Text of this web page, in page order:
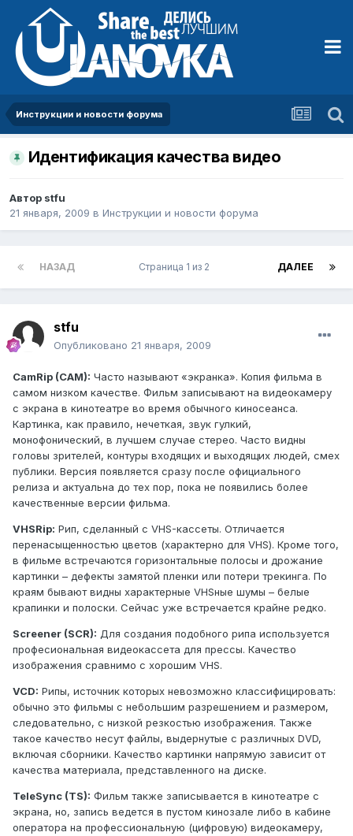
Инструкции и новости форума
Идентификация качества видео
Автор stfu
21 января, 2009 в Инструкции и новости форума
НАЗАД ДАЛЕЕ
Страница 1 из 2
stfu
Опубликовано 21 января, 2009
CamRip (CAM): Часто называют «экранка». Копия фильма в
самом низком качестве. Фильм записывают на видеокамеру
с экрана в кинотеатре во время обычного киносеанса.
Картинка, как правило, нечеткая, звук гулкий,
монофонический, в лучшем случае стерео. Часто видны
головы зрителей, контуры входящих и выходящих людей, смех
публики. Версия появляется сразу после официального
релиза и актуальна до тех пор, пока не появились более
качественные версии фильма.
VHSRip: Рип, сделанный с VHS-кассеты. Отличается
перенасыщенностью цветов (характерно для VHS). Кроме того,
в фильме встречаются горизонтальные полосы и дрожание
картинки – дефекты замятой пленки или потери трекинга. По
краям бывают видны характерные VHSные шумы – белые
крапинки и полоски. Сейчас уже встречается крайне редко.
Screener (SCR): Для создания подобного рипа используется
професиональная видеокассета для прессы. Качество
изображения сравнимо с хорошим VHS.
VCD: Рипы, источник которых невозможно классифицировать:
обычно это фильмы с небольшим разрешением и размером,
следовательно, с низкой резкостью изображения. Также
такое качество несут файлы, выдернутые с различных DVD,
включая сборники. Качество картинки напрямую зависит от
качества материала, представленного на диске.
TeleSync (TS): Фильм также записывается в кинотеатре с
экрана, но, запись ведется в пустом кинозале либо в кабине
оператора на профессиональную (цифровую) видеокамеру,